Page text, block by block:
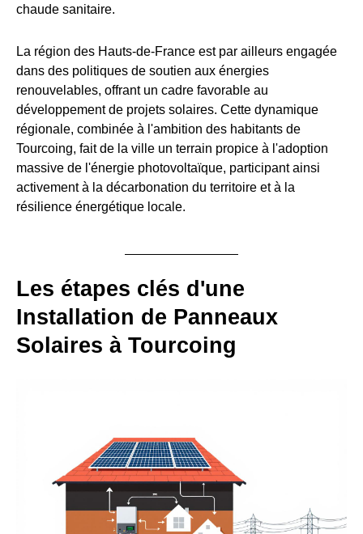
chaude sanitaire.
La région des Hauts-de-France est par ailleurs engagée
dans des politiques de soutien aux énergies
renouvelables, offrant un cadre favorable au
développement de projets solaires. Cette dynamique
régionale, combinée à l'ambition des habitants de
Tourcoing, fait de la ville un terrain propice à l'adoption
massive de l'énergie photovoltaïque, participant ainsi
activement à la décarbonation du territoire et à la
résilience énergétique locale.
Les étapes clés d'une
Installation de Panneaux
Solaires à Tourcoing